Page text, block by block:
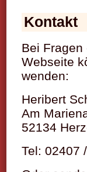
Kontakt
Bei
Webseite
wenden:
Heribert
Am
52134
Tel: 02407